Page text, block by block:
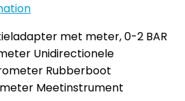
met meter, 0-2 BAR
Unidirectionele
Rubberboot
Meetinstrument